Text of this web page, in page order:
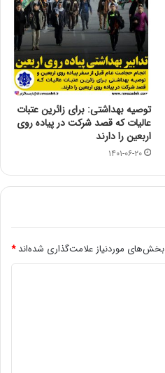
توصیه بهداشتی: برای زائرین عتبات
عالیات که قصد شرکت در پیاده روی
اربعین را دارند
۱۴۰۱-۰۶-۲۰
بخش‌های موردنیاز علامت‌گذاری شده‌اند*